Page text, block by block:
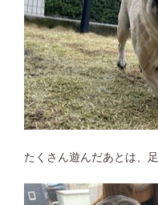
たくさん遊んだあとは、